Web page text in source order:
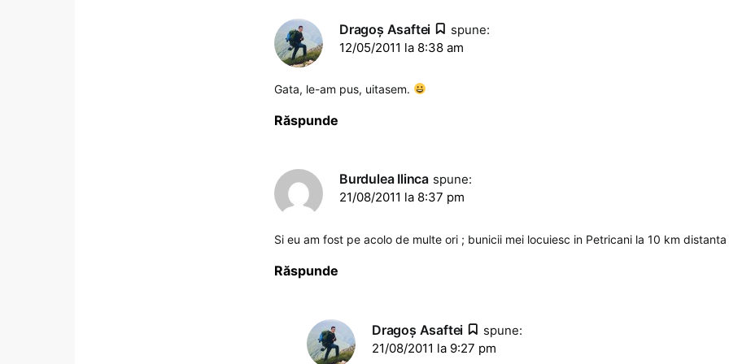
Dragoş Asaftei
spune:
12/05/2011 la 8:38 am
Gata, le-am pus, uitasem.
Răspunde
Burdulea Ilinca spune:
21/08/2011 la 8:37 pm
Si eu am fost pe acolo de multe ori ; bunicii mei locuiesc in Petricani la 10 km distanta
Răspunde
Dragoş Asaftei
spune:
21/08/2011 la 9:27 pm